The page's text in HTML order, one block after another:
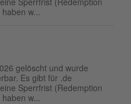
w...
gelöscht und wurde
Es gibt für .de
Sperrfrist (Redemption
w...